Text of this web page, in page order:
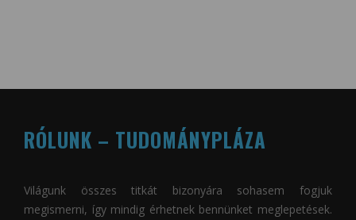
RÓLUNK – TUDOMÁNYPLÁZA
Világunk összes titkát bizonyára sohasem fogjuk
megismerni, így mindig érhetnek bennünket meglepetések.